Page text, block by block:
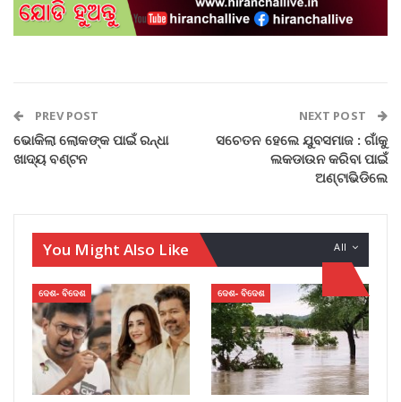
PREV POST
ଭୋକିଲା ଲୋକଙ୍କ ପାଇଁ ରନ୍ଧା
ଖାଦ୍ୟ ବଣ୍ଟନ
NEXT POST
ସଚେତନ ହେଲେ ଯୁବସମାଜ : ଗାଁକୁ
ଲକଡାଉନ କରିବା ପାଇଁ
ଅଣ୍ଟାଭିଡିଲେ
All
You Might Also Like
ଦେଶ- ବିଦେଶ ଦେଶ- ବିଦେଶ